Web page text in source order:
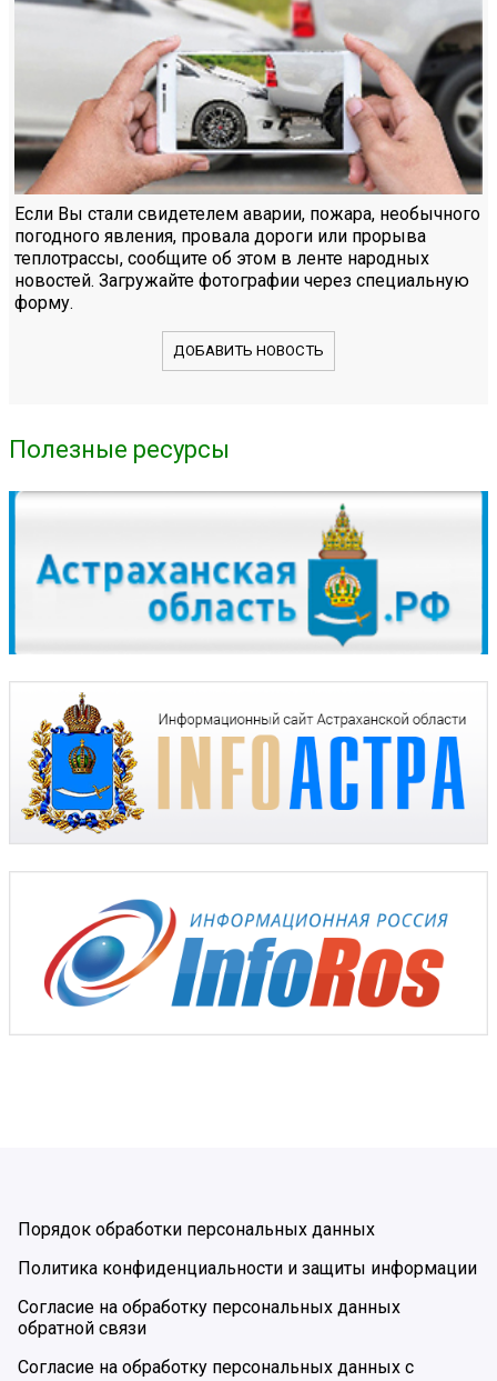
Если Вы стали свидетелем аварии, пожара, необычного
погодного явления, провала дороги или прорыва
теплотрассы, сообщите об этом в ленте народных
новостей. Загружайте фотографии через специальную
форму.
ДОБАВИТЬ НОВОСТЬ
Полезные ресурсы
Порядок обработки персональных данных
Политика конфиденциальности и защиты информации
Согласие на обработку персональных данных
обратной связи
Согласие на обработку персональных данных с